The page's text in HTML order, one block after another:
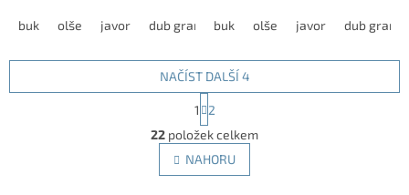
snadno sladí s vybavením
buk olše javor dub grande dub harmony modřín latté
model nabízíme v různých
buk olše javor dub
O
v
l
á
NAČÍST DALŠÍ 4
S
t
r
á
n
k
1
2
22 položek celkem
NAHORU